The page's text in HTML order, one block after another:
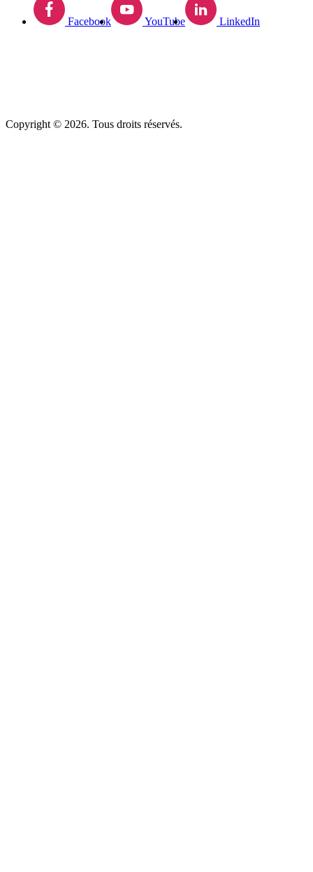
Facebook YouTube LinkedIn
Copyright © 2026. Tous droits réservés.